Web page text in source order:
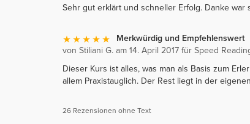
Sehr gut erklärt und schneller Erfolg. Danke war
Merkwürdig und Empfehlenswert
von Stiliani G. am 14. April 2017 für Speed
Dieser Kurs ist alles, was man als Basis zum
allem Praxistauglich. Der Rest liegt in der
26 Rezensionen ohne Text